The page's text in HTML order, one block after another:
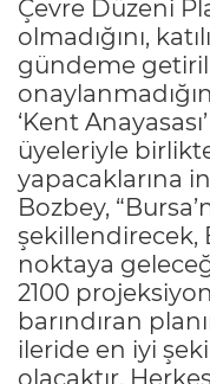
Çevre Düzeni
olmadığını,
gündeme
‘Kent
üyeleriyle
yapacaklarına
Bozbey,
şekillendirecek,
noktaya
2100
barındıran
ileride en iyi
olacaktır.